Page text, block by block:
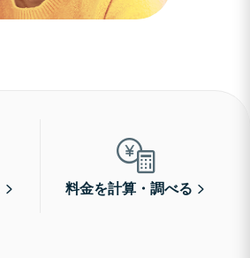
料金を計算・調べる